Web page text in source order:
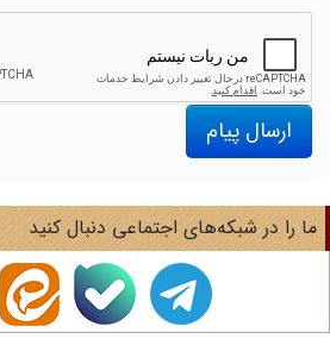
ارسال پیام
را در شبکه‌های اجتماعی دنبال کنید